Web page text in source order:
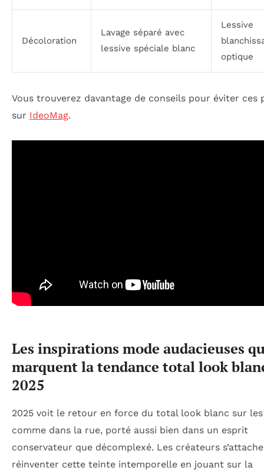
Décoloration
Lavage séparé avec
lessive spéciale blanc
Lessive
optique
Vous trouverez davantage de conseils pour éviter ces
sur IdeoMag.
Les inspirations mode audacieuses
marquent la tendance total look
2025
2025 voit le retour en force du total look blanc sur
comme dans la rue, porté aussi bien dans un esprit
conservateur que décomplexé. Les créateurs
réinventer cette teinte intemporelle en jouant sur la